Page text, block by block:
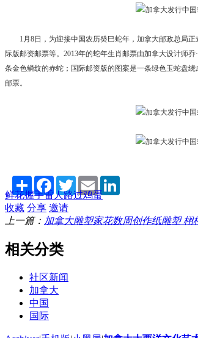
1月8日，为迎接中国农历癸巳蛇年，加拿大邮政总局正
际版邮资邮票等。2013年的蛇年生肖邮票由加拿大设计师
条金色鳞纹的赤蛇；国际邮资版的图案是一条绿色玉蛇盘
邮票。
Share Facebook
TwitterEmail
鲜花握手雷人路过鸡蛋
收藏 分享 邀请
上一篇： 加拿大雕塑家花数周创作纸雕塑 栩
相关分类
社区新闻
加拿大
中国
国际